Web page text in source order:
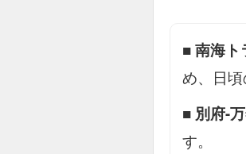
■南海ト
め、日頃
■ 別府-
す。